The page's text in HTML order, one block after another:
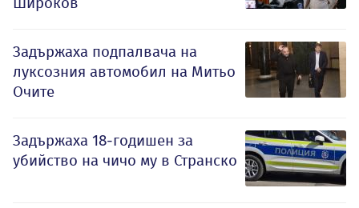
Задържаха подпалвача на
луксозния автомобил на Митьо
Очите
Задържаха 18-годишен за
убийство на чичо му в Странско